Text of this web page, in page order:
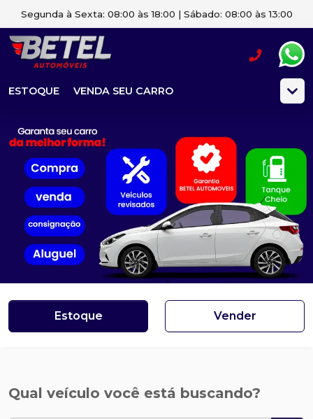
Segunda à Sexta: 08:00 às 18:00 | Sábado: 08:00 às 13:00
ESTOQUE VENDA SEU CARRO
Estoque Vender
Qual veículo você está buscando?